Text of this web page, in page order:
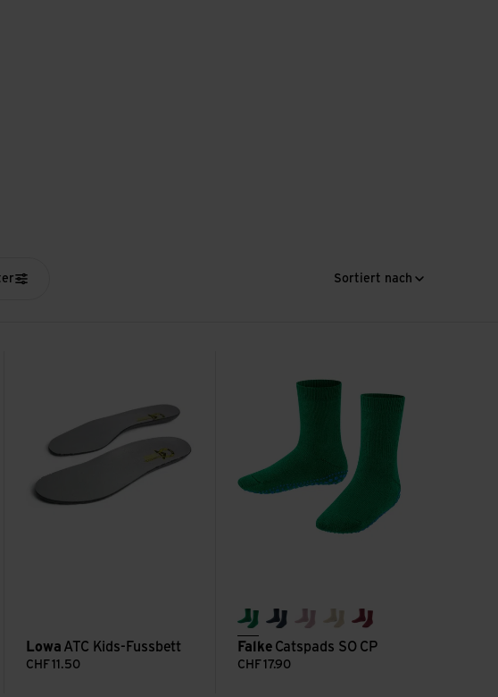
Sortiert nach
Lowa ATC Kids-Fussbett
CHF 11.50
grass green
dark denim
thulit sand mel.
coral
Falke Catspads SO CP
CHF 17.90